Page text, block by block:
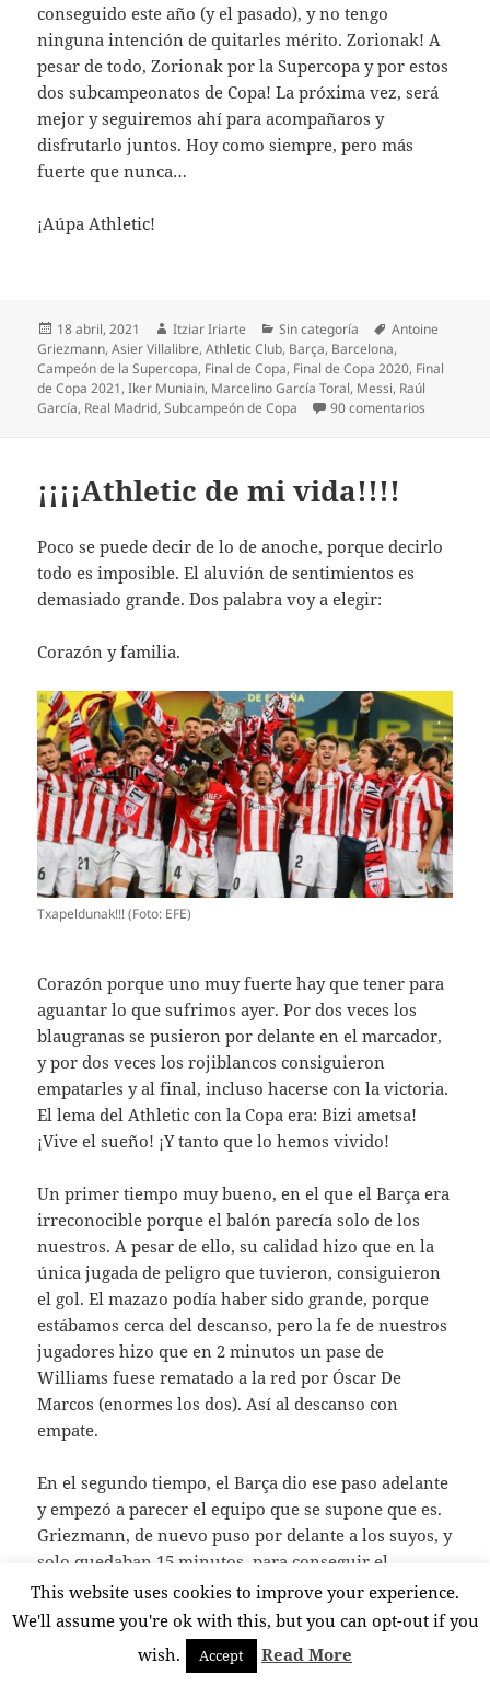
conseguido este año (y el pasado), y no tengo
ninguna intención de quitarles mérito. Zorionak! A
pesar de todo, Zorionak por la Supercopa y por estos
dos subcampeonatos de Copa! La próxima vez, será
mejor y seguiremos ahí para acompañaros y
disfrutarlo juntos. Hoy como siempre, pero más
fuerte que nunca…
¡Aúpa Athletic!
Publicado
el
18 abril, 2021 Autor
Itziar Iriarte Categorías
Sin categoría Etiquetas
Antoine
Griezmann,Asier Villalibre,Athletic Club, Barça, Barcelona,
Campeón de la Supercopa, Final de Copa, Final de Copa 2020, Final
de Copa 2021,Iker Muniain, Marcelino García Toral, Messi, Raúl
García, Real Madrid,Subcampeón de Copa 90 comentarios
¡¡¡¡Athletic de mi vida!!!!
Poco se puede decir de lo de anoche, porque decirlo
todo es imposible. El aluvión de sentimientos es
demasiado grande. Dos palabra voy a elegir:
Corazón y familia.
Txapeldunak!!! (Foto: EFE)
Corazón porque uno muy fuerte hay que tener para
aguantar lo que sufrimos ayer. Por dos veces los
blaugranas se pusieron por delante en el marcador,
y por dos veces los rojiblancos consiguieron
empatarles y al final, incluso hacerse con la victoria.
El lema del Athletic con la Copa era: Bizi ametsa!
¡Vive el sueño! ¡Y tanto que lo hemos vivido!
Un primer tiempo muy bueno, en el que el Barça era
irreconocible porque el balón parecía solo de los
nuestros. A pesar de ello, su calidad hizo que en la
única jugada de peligro que tuvieron, consiguieron
el gol. El mazazo podía haber sido grande, porque
estábamos cerca del descanso, pero la fe de nuestros
jugadores hizo que en 2 minutos un pase de
Williams fuese rematado a la red por Óscar De
Marcos (enormes los dos). Así al descanso con
empate.
En el segundo tiempo, el Barça dio ese paso adelante
y empezó a parecer el equipo que se supone que es.
Griezmann, de nuevo puso por delante a los suyos, y
solo quedaban 15 minutos, para conseguir el
empate. Parecía que no era posible… parecía todo
perdido… Pero… Muni, que también hizo partidazo,
le puso el balón en saque de falta lateral, a Asier, y
¡Asier, de mi vida!, que consiguió empatar el
This website uses cookies to improve your experience.
We'll assume you're ok with this, but you can opt-out if you
wish.
Accept Read More